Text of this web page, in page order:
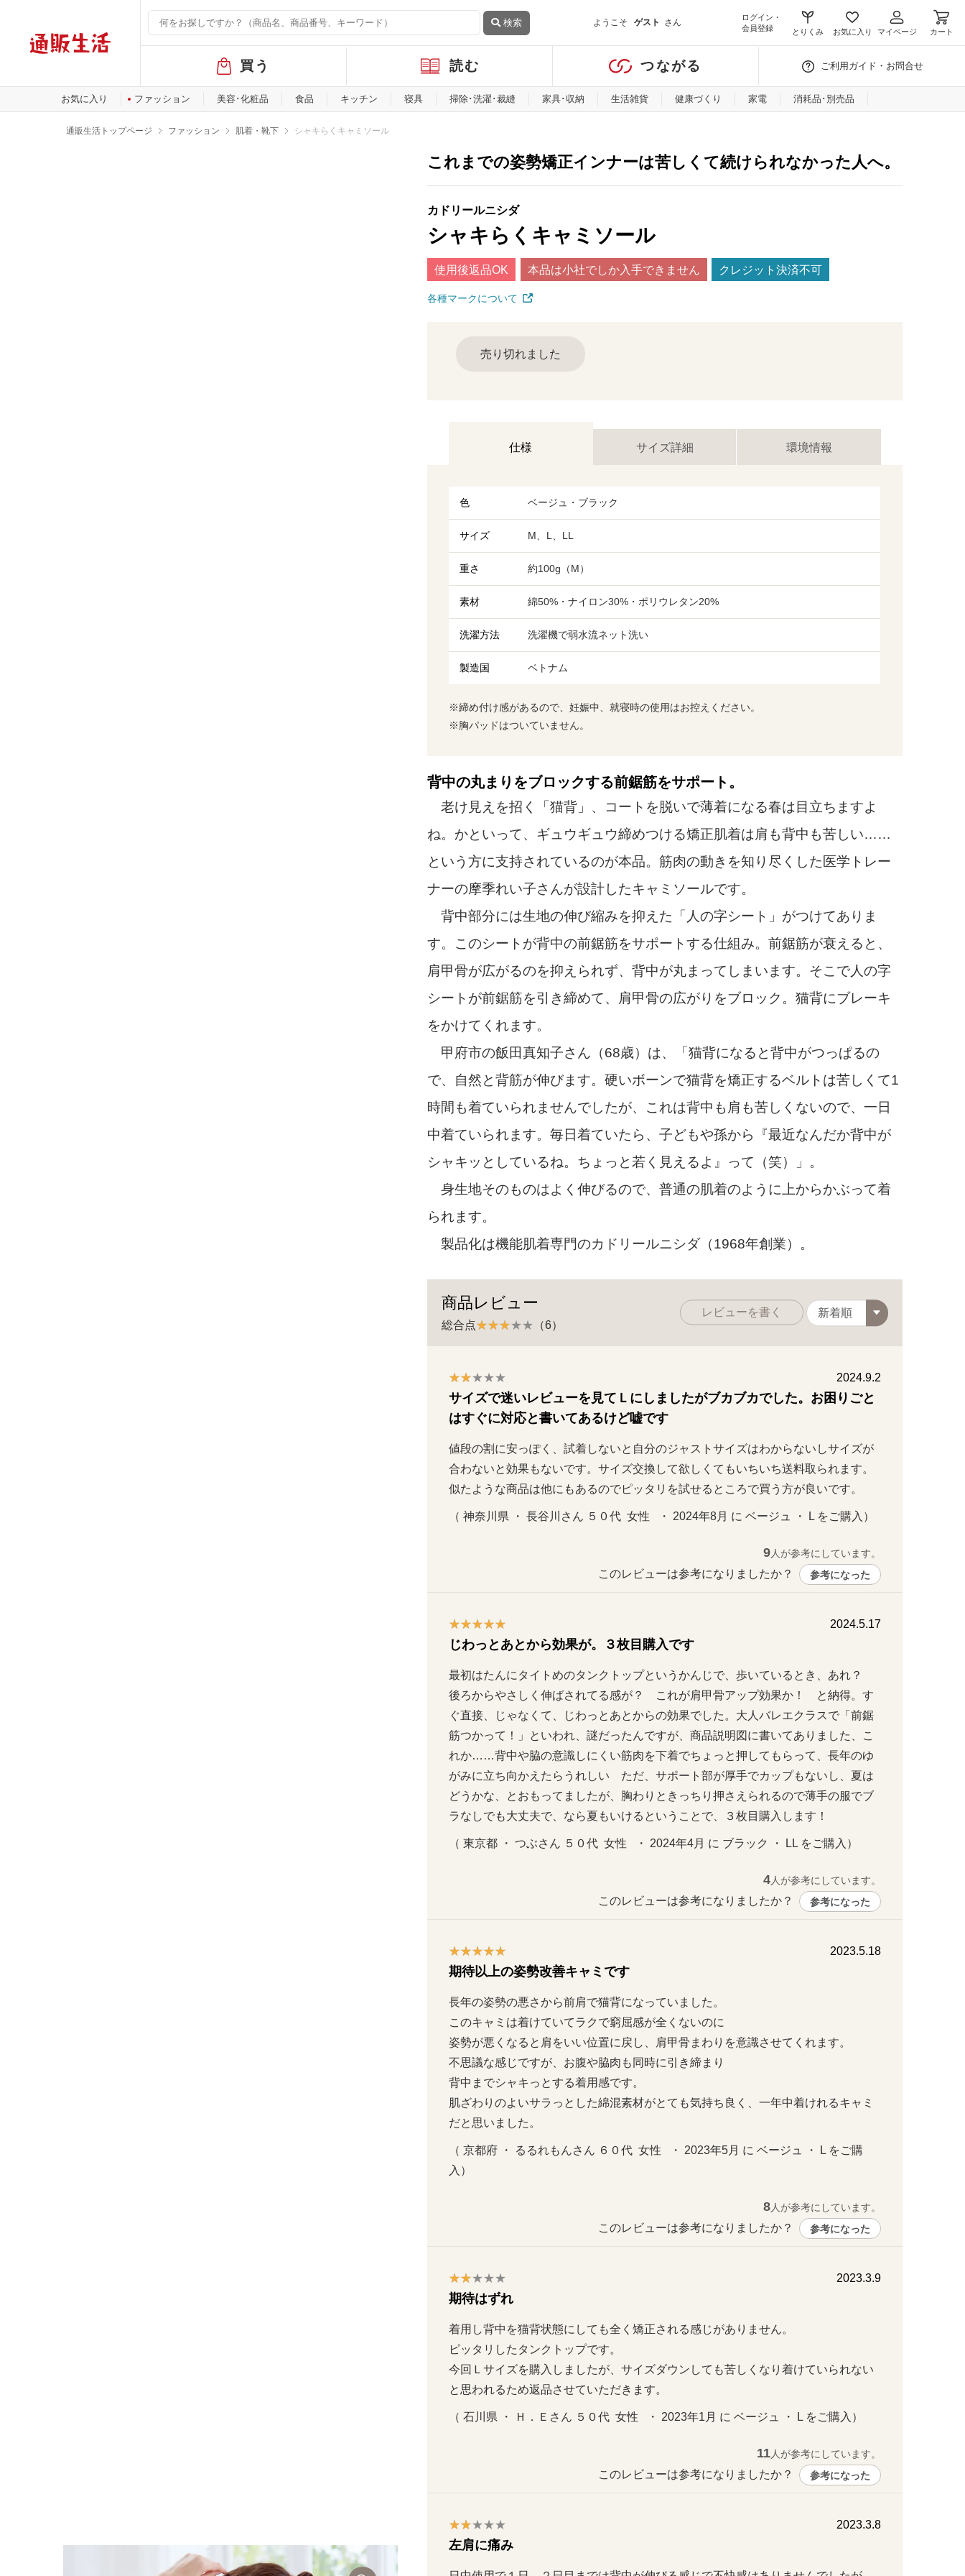
検索 ようこそ ゲスト さん
ログイン・
会員登録
とりくみ お気に入り マイページ カート
バ
ル
メ
買う 読む つながる ご利用ガイド・お問合せ
お気に入り ファッション 美容･化粧品 食品 キッチン 寝具 掃除･洗濯･裁縫 家具･収納 生活雑貨 健康づくり 家電 消耗品･別売品
通販生活トップページ ファッション 肌着・靴下 シャキらくキャミソール
これまでの姿勢矯正インナーは苦しくて続けられなかった人へ。
カドリールニシダ
シャキらくキャミソール
使用後返品OK 本品は小社でしか入手できません クレジット決済不可
各種マークについて
売り切れました
仕様 サイズ詳細 環境情報
色 ベージュ・ブラック
サイズ M、L、LL
重さ 約100g（M）
素材 綿50%・ナイロン30%・ポリウレタン20%
洗濯方法 洗濯機で弱水流ネット洗い
製造国 ベトナム
※締め付け感があるので、妊娠中、就寝時の使用はお控えください。
※胸パッドはついていません。
背中の丸まりをブロックする前鋸筋をサポート。
老け見えを招く「猫背」、コートを脱いで薄着になる春は目立ちますよ
ね。かといって、ギュウギュウ締めつける矯正肌着は肩も背中も苦しい……
という方に支持されているのが本品。筋肉の動きを知り尽くした医学トレー
ナーの摩季れい子さんが設計したキャミソールです。
背中部分には生地の伸び縮みを抑えた「人の字シート」がつけてありま
す。このシートが背中の前鋸筋をサポートする仕組み。前鋸筋が衰えると、
肩甲骨が広がるのを抑えられず、背中が丸まってしまいます。そこで人の字
シートが前鋸筋を引き締めて、肩甲骨の広がりをブロック。猫背にブレーキ
をかけてくれます。
甲府市の飯田真知子さん（68歳）は、「猫背になると背中がつっぱるの
で、自然と背筋が伸びます。硬いボーンで猫背を矯正するベルトは苦しくて1
時間も着ていられませんでしたが、これは背中も肩も苦しくないので、一日
中着ていられます。毎日着ていたら、子どもや孫から『最近なんだか背中が
シャキッとしているね。ちょっと若く見えるよ』って（笑）」。
身生地そのものはよく伸びるので、普通の肌着のように上からかぶって着
られます。
製品化は機能肌着専門のカドリールニシダ（1968年創業）。
商品レビュー
総合点 （6）
レビューを書く
2024.9.2
サイズで迷いレビューを見てＬにしましたがブカブカでした。お困りごと
はすぐに対応と書いてあるけど嘘です
値段の割に安っぽく、試着しないと自分のジャストサイズはわからないしサイズが
合わないと効果もないです。サイズ交換して欲しくてもいちいち送料取られます。
似たような商品は他にもあるのでピッタリを試せるところで買う方が良いです。
（ 神奈川県 ・ 長谷川さん ５０代  女性   ・ 2024年8月 に ベージュ ・ L をご購入）
9人が参考にしています。
このレビューは参考になりましたか？ 参考になった
2024.5.17
じわっとあとから効果が。３枚目購入です
最初はたんにタイトめのタンクトップというかんじで、歩いているとき、あれ？
後ろからやさしく伸ばされてる感が？　これが肩甲骨アップ効果か！　と納得。す
ぐ直接、じゃなくて、じわっとあとからの効果でした。大人バレエクラスで「前鋸
筋つかって！」といわれ、謎だったんですが、商品説明図に書いてありました、こ
れか……背中や脇の意識しにくい筋肉を下着でちょっと押してもらって、長年のゆ
がみに立ち向かえたらうれしい　ただ、サポート部が厚手でカップもないし、夏は
どうかな、とおもってましたが、胸わりときっちり押さえられるので薄手の服でブ
ラなしでも大丈夫で、なら夏もいけるということで、３枚目購入します！
（ 東京都 ・ つぶさん ５０代  女性   ・ 2024年4月 に ブラック ・ LL をご購入）
4人が参考にしています。
このレビューは参考になりましたか？ 参考になった
2023.5.18
期待以上の姿勢改善キャミです
長年の姿勢の悪さから前肩で猫背になっていました。
このキャミは着けていてラクで窮屈感が全くないのに
姿勢が悪くなると肩をいい位置に戻し、肩甲骨まわりを意識させてくれます。
不思議な感じですが、お腹や脇肉も同時に引き締まり
背中までシャキっとする着用感です。
肌ざわりのよいサラっとした綿混素材がとても気持ち良く、一年中着けれるキャミ
だと思いました。
（ 京都府 ・ るるれもんさん ６０代  女性   ・ 2023年5月 に ベージュ ・ L をご購
入）
8人が参考にしています。
このレビューは参考になりましたか？ 参考になった
2023.3.9
期待はずれ
着用し背中を猫背状態にしても全く矯正される感じがありません。
ピッタリしたタンクトップです。
今回Ｌサイズを購入しましたが、サイズダウンしても苦しくなり着けていられない
と思われるため返品させていただきます。
（ 石川県 ・ Ｈ．Ｅさん ５０代  女性   ・ 2023年1月 に ベージュ ・ L をご購入）
11人が参考にしています。
このレビューは参考になりましたか？ 参考になった
2023.3.8
左肩に痛み